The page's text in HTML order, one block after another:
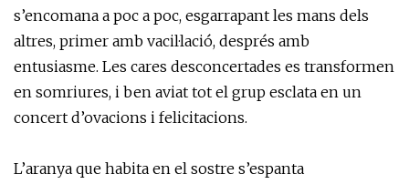
s’encomana a poc a poc, esgarrapant les mans dels
altres, primer amb vacil·lació, després amb
entusiasme. Les cares desconcertades es transformen
en somriures, i ben aviat tot el grup esclata en un
concert d’ovacions i felicitacions.
L’aranya que habita en el sostre s’espanta